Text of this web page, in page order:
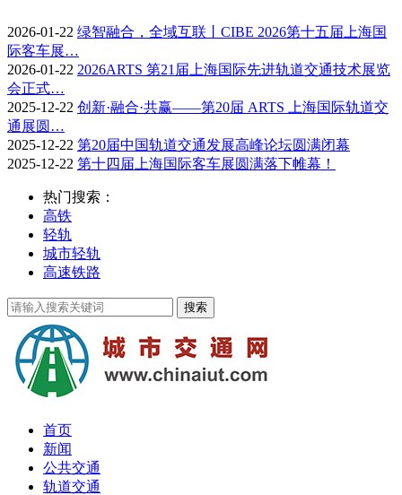
2026-01-22 绿智融合，全域互联丨CIBE 2026第十五届上海国
际客车展…
2026-01-22 2026ARTS 第21届上海国际先进轨道交通技术展览
会正式…
2025-12-22 创新·融合·共赢——第20届 ARTS 上海国际轨道交
通展圆…
2025-12-22 第20届中国轨道交通发展高峰论坛圆满闭幕
2025-12-22 第十四届上海国际客车展圆满落下帷幕！
热门搜索：
高铁
轻轨
城市轻轨
高速铁路
首页
新闻
公共交通
轨道交通